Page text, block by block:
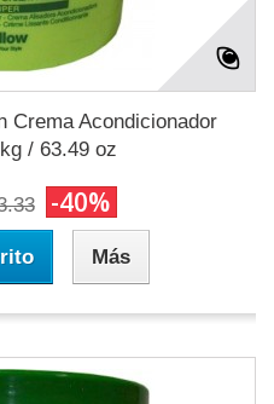
Crema Acondicionador
/ 63.49 oz
-40%
Más